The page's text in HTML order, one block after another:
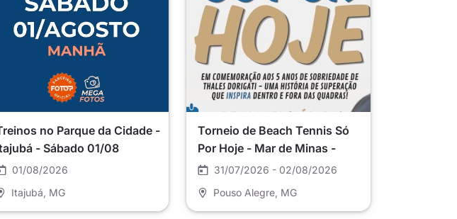
no Parque da Cidade -
- Sábado 01/08
01/08/2026
Itajubá , MG
Torneio de Beach Tennis Só
Por Hoje - Mar de Minas -
Pouso Alegre
31/07/2026 - 02/08/2026
Pouso Alegre , MG